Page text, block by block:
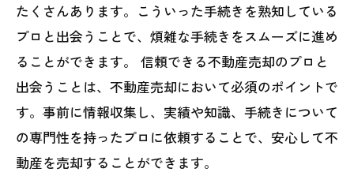
たくさんあります。こういった手続きを熟知している
プロと出会うことで、煩雑な手続きをスムーズに進め
ることができます。 信頼できる不動産売却のプロと
出会うことは、不動産売却において必須のポイントで
す。事前に情報収集し、実績や知識、手続きについて
の専門性を持ったプロに依頼することで、安心して不
動産を売却することができます。